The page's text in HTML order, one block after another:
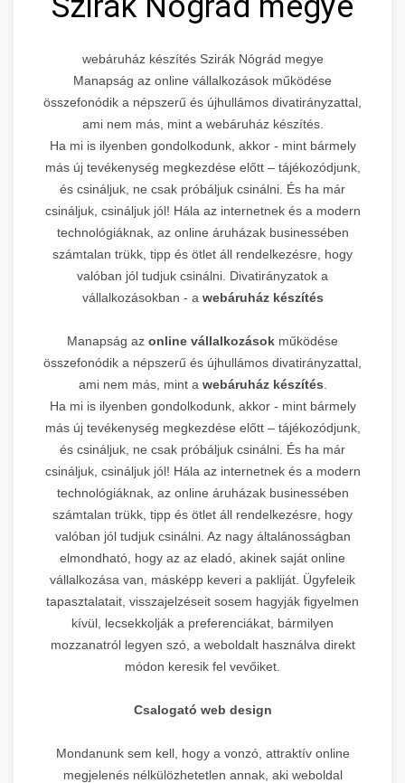
webáruház készítés Szirák Nógrád megye
Manapság az online vállalkozások működése
összefonódik a népszerű és újhullámos divatirányzattal,
ami nem más, mint a webáruház készítés.
Ha mi is ilyenben gondolkodunk, akkor - mint bármely
más új tevékenység megkezdése előtt – tájékozódjunk,
és csináljuk, ne csak próbáljuk csinálni. És ha már
csináljuk, csináljuk jól! Hála az internetnek és a modern
technológiáknak, az online áruházak businessében
számtalan trükk, tipp és ötlet áll rendelkezésre, hogy
valóban jól tudjuk csinálni. Divatirányzatok a
vállalkozásokban - a webáruház készítés
Manapság az online vállalkozások működése
összefonódik a népszerű és újhullámos divatirányzattal,
ami nem más, mint a webáruház készítés
Ha mi is ilyenben gondolkodunk, akkor - mint bármely
más új tevékenység megkezdése előtt – tájékozódjunk,
és csináljuk, ne csak próbáljuk csinálni. És ha már
csináljuk, csináljuk jól! Hála az internetnek és a modern
technológiáknak, az online áruházak businessében
számtalan trükk, tipp és ötlet áll rendelkezésre, hogy
valóban jól tudjuk csinálni. Az nagy általánosságban
elmondható, hogy az az eladó, akinek saját online
vállalkozása van, másképp keveri a pakliját. Ügyfeleik
tapasztalatait, visszajelzéseit sosem hagyják figyelmen
kívül, lecsekkolják a preferenciákat, bármilyen
mozzanatról legyen szó, a weboldalt használva direkt
módon keresik fel vevőiket.
Csalogató web design
Mondanunk sem kell, hogy a vonzó, attraktív online
megjelenés nélkülözhetetlen annak, aki weboldal